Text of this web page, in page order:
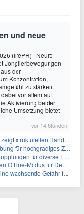
und neue
(lifePR) - Neuro-
Jonglierbewegungen
der
Konzentration,
zu stärken.
vor allem auf
Aktivierung beider
Umsetzung bietet
vor 14 Stunden
bei der Ernährung schulpflichtiger Kinder
und Silbergehalten und stellt ein Betriebsupdate bereit
für diverse Einsatzbereiche
für Desktop- und Mobile-Apps ein
für industrielle Elektroniksysteme